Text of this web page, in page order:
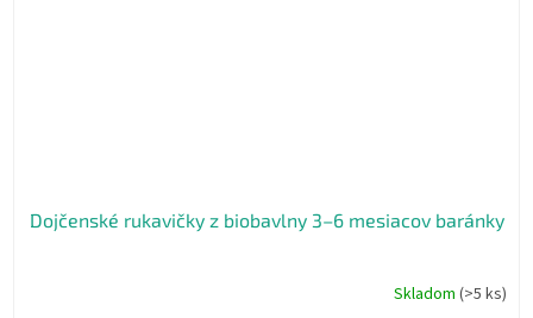
Dojčenské rukavičky z biobavlny 3–6 mesiacov baránky
Skladom (>5 ks)